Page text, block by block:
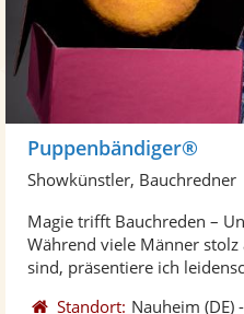
Puppenbändiger®
Showkünstler, Bauchredner
Magie trifft Bauchreden –
Während viele Männer
sind, präsentiere ich
Standort: Nauheim (DE) -